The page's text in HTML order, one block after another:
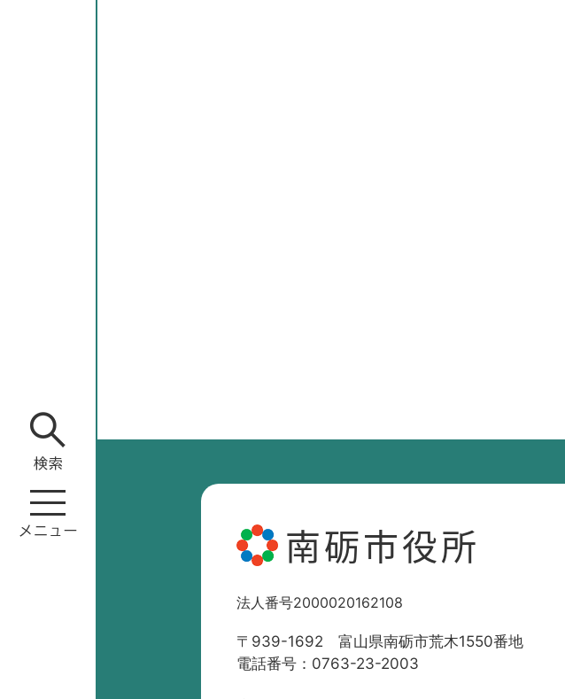
南砺市役所
法人番号2000020162108
〒939-1692 富山県南砺市荒木1550番地
電話番号：0763-23-2003